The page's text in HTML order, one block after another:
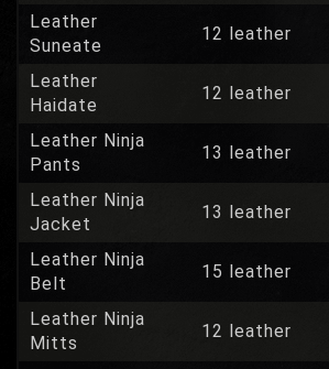
Leather
Suneate
12 leather
Leather
Haidate
12 leather
Leather Ninja
Pants
13 leather
Leather Ninja
Jacket
13 leather
Leather Ninja
Belt
15 leather
Leather Ninja
Mitts
12 leather